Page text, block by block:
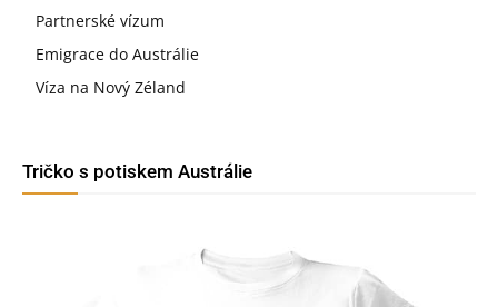
Partnerské vízum
Emigrace do Austrálie
Víza na Nový Zéland
Tričko s potiskem Austrálie